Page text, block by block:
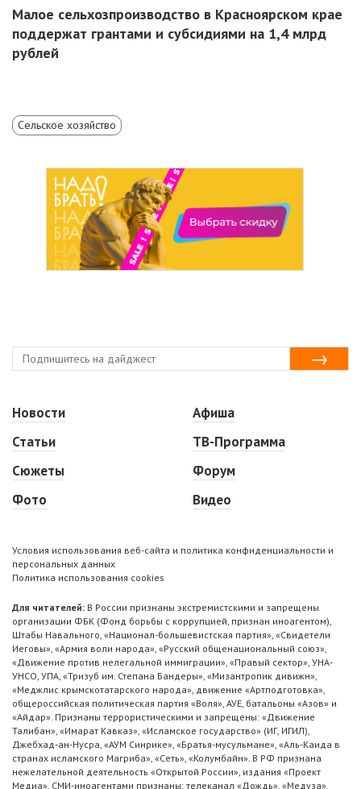
Малое сельхозпроизводство в Красноярском крае
поддержат грантами и субсидиями на 1,4 млрд
рублей
Сельское хозяйство
Новости
Статьи
Сюжеты
Фото
Афиша
ТВ-Программа
Форум
Видео
Условия использования веб-сайта и политика конфиденциальности и
персональных данных
Политика использования cookies
Для читателей: В России признаны экстремистскими и запрещены
организации ФБК (Фонд борьбы с коррупцией, признан иноагентом),
Штабы Навального, «Национал-большевистская партия», «Свидетели
Иеговы», «Армия воли народа», «Русский общенациональный союз»,
«Движение против нелегальной иммиграции», «Правый сектор», УНА-
УНСО, УПА, «Тризуб им. Степана Бандеры», «Мизантропик дивижн»,
«Меджлис крымскотатарского народа», движение «Артподготовка»,
общероссийская политическая партия «Воля», АУЕ, батальоны «Азов» и
«Айдар». Признаны террористическими и запрещены: «Движение
Талибан», «Имарат Кавказ», «Исламское государство» (ИГ, ИГИЛ),
Джебхад-ан-Нусра, «АУМ Синрике», «Братья-мусульмане», «Аль-Каида в
странах исламского Магриба», «Сеть», «Колумбайн». В РФ признана
нежелательной деятельность «Открытой России», издания «Проект
Медиа». СМИ-иноагентами признаны: телеканал «Дождь», «Медуза»,